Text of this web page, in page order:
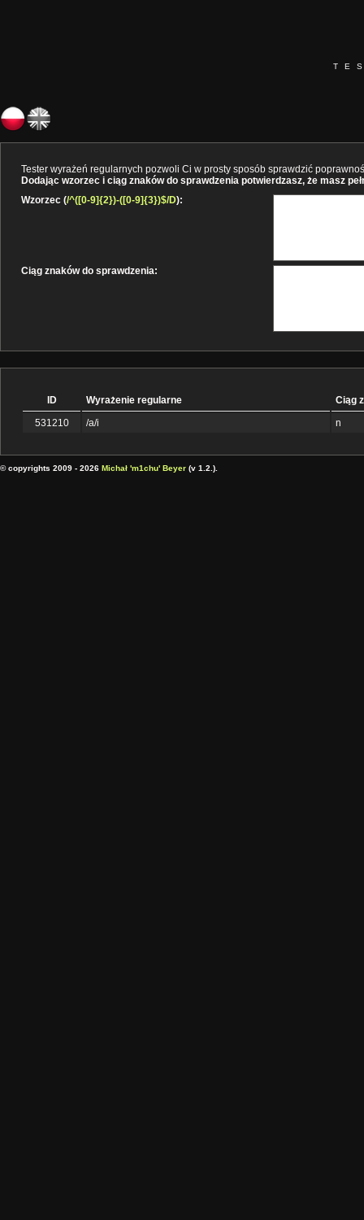
Tester wyrażeń regularnych pozwoli Ci w prosty sposób sprawdzić
Dodając wzorzec i ciąg znaków do sprawdzenia potwierdzasz, że masz
Wzorzec (/^([0-9]{2})-([0-9]{3})$/D):
Ciąg znaków do sprawdzenia:
ID Wyrażenie regularne
Ciąg
531210
/a/i n
© copyrights 2009 - 2026 Michał 'm1chu' Beyer (v 1.2.).